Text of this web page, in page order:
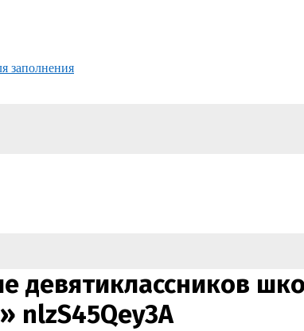
заполнения
девятиклассников
nlzS45Qey3A